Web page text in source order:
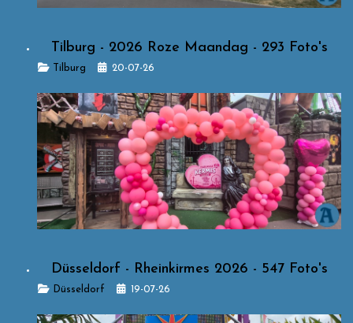
Tilburg - 2026 Roze Maandag - 293 Foto's
Details
Tilburg 20-07-26
Düsseldorf - Rheinkirmes 2026 - 547 Foto's
DetailsDüsseldorf 19-07-26